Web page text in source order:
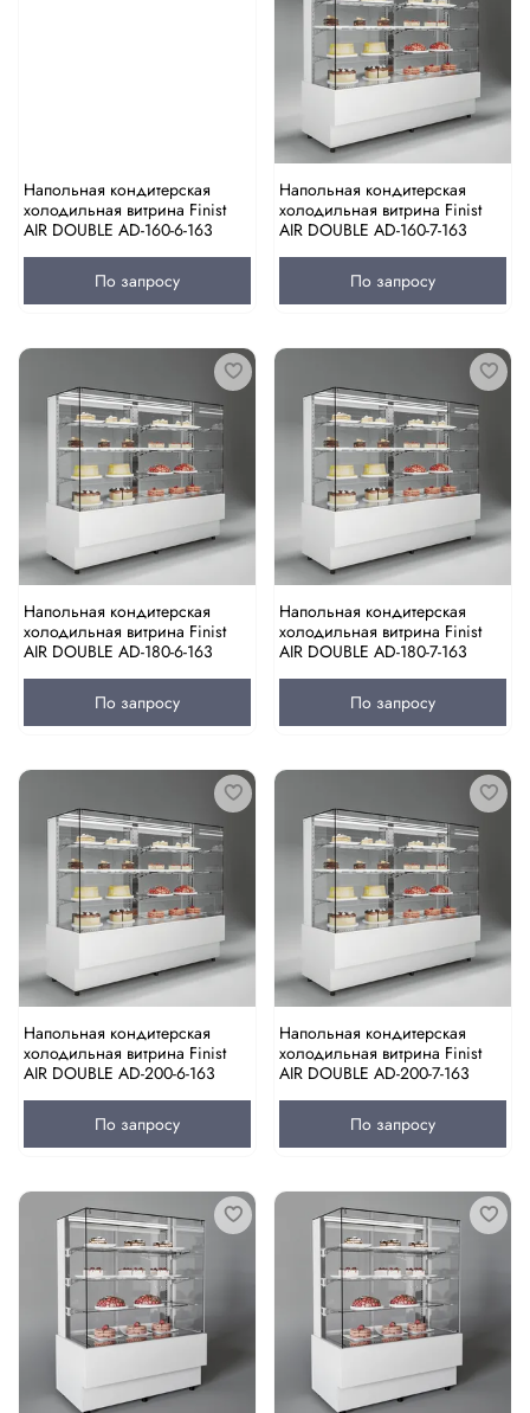
Напольная кондитерская
холодильная витрина Finist
AIR DOUBLE AD-160-6-163
По запросу
Напольная кондитерская
холодильная витрина Finist
AIR DOUBLE AD-160-7-163
По запросу
Напольная кондитерская
холодильная витрина Finist
AIR DOUBLE AD-180-6-163
По запросу
Напольная кондитерская
холодильная витрина Finist
AIR DOUBLE AD-180-7-163
По запросу
Напольная кондитерская
холодильная витрина Finist
AIR DOUBLE AD-200-6-163
По запросу
Напольная кондитерская
холодильная витрина Finist
AIR DOUBLE AD-200-7-163
По запросу